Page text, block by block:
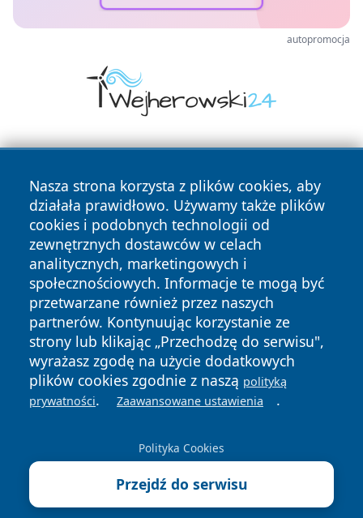
autopromocja
Nasza strona korzysta z plików cookies, aby
działała prawidłowo. Używamy także plików
cookies i podobnych technologii od
zewnętrznych dostawców w celach
analitycznych, marketingowych i
społecznościowych. Informacje te mogą być
przetwarzane również przez naszych
partnerów. Kontynuując korzystanie ze
strony lub klikając „Przechodzę do serwisu",
wyrażasz zgodę na użycie dodatkowych
plików cookies zgodnie z naszą polityką
prywatności. Zaawansowane ustawienia .
Polityka Cookies
Przejdź do serwisu
Copyright © 2026 wiadomosciplock.pl Wszystkie prawa
zastrzeżone.
News Autorzy
Polityka
Prywatności
Polityka
Cookies